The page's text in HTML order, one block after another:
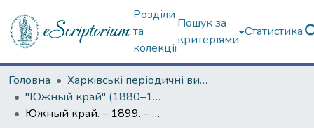
Розділи
та
колекції
Пошук за
критеріями
Статистика
Головна
Харківські періодичні видання
"Южный край" (1880–1919 гг.)
Южный край. – 1899. – 10 февраля (№ 6219)